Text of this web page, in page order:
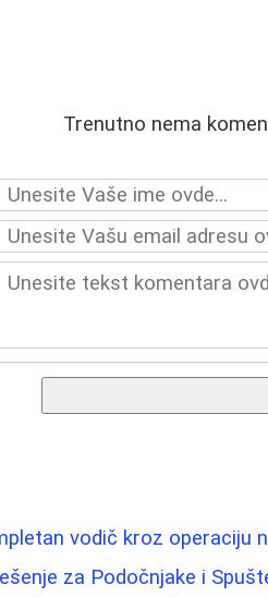
Trenutno nema
vodič kroz operaciju
za Podočnjake i